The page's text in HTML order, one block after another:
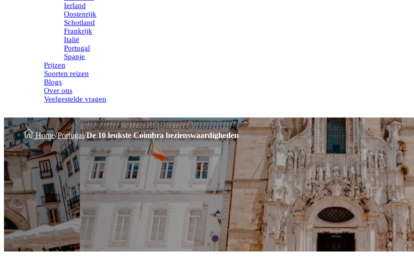
Ierland
Oostenrijk
Schotland
Frankrijk
Italië
Portugal
Spanje
Prijzen
Soorten reizen
Blogs
Over ons
Veelgestelde vragen
Home/Portugal/De 10 leukste Coimbra bezienswaardigheden